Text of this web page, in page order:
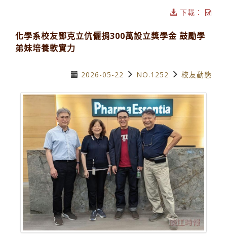
下載：
化學系校友鄧克立伉儷捐300萬設立獎學金 鼓勵學
弟妹培養軟實力
2026-05-22 NO.1252 校友動態